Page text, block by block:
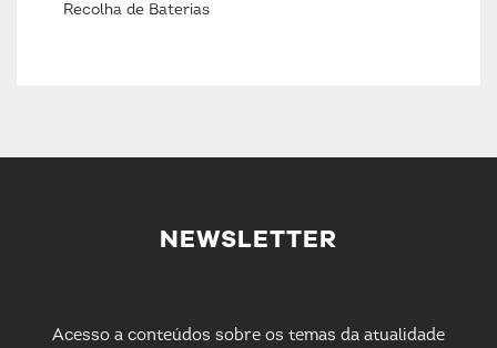
Recolha de Baterias
NEWSLETTER
Acesso a conteúdos sobre os temas da atualidade